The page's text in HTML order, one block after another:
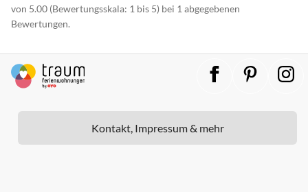
von 5.00 (Bewertungsskala: 1 bis 5) bei 1 abgegebenen
Bewertungen.
Kontakt, Impressum & mehr